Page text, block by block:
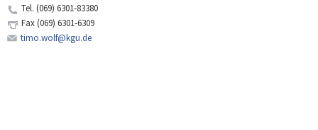
Tel. (069) 6301-83380
Fax(069) 6301-6309
timo.wolf@kgu.de